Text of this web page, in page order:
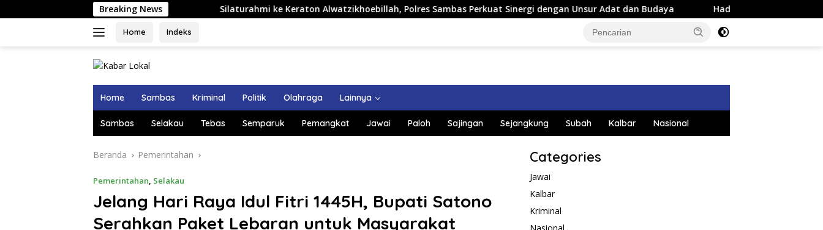
ke
Breaking NewsSilaturahmi ke Keraton Alwatzikhoebillah, Polres Sambas Perkuat Sinergi dengan Unsur Adat dan Budaya Hadiri Acara Perpisahan Danlanud, Wakil
Home Indeks
Home Sambas Kriminal Politik Olahraga Lainnya
Sambas Selakau Tebas Semparuk Pemangkat Jawai Paloh Sajingan Sejangkung Subah Kalbar Nasional
Beranda Pemerintahan
Pemerintahan, Selakau
Jelang Hari Raya Idul Fitri 1445H, Bupati Satono
Serahkan Paket Lebaran untuk Masyarakat
Categories
Jawai
Kalbar
Kriminal